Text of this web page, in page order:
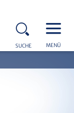
SUCHE MENÜ